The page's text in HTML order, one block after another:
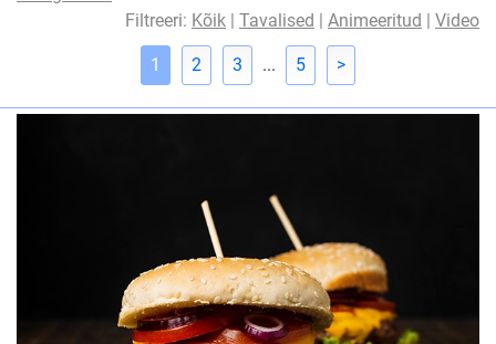
Filtreeri: Kõik | Tavalised | Animeeritud | Video
1 2 3 ... 5 >